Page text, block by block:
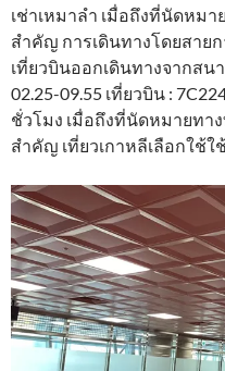
เช่าเหมาลำ เมื่อถึงที่นัดหม
สำคัญ การเดินทางโดยสายก
เที่ยวบินออกเดินทางจากส
02.25-09.55 เที่ยวบิน :
ชั่วโมง เมื่อถึงที่นัดหมายทา
สำคัญ เที่ยวเกาหลีเลือกใช้ใ